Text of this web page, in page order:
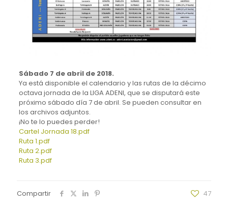
Sábado 7 de abril de 2018.
Ya está disponible el calendario y las rutas de la décimo
octava jornada de la LIGA ADENI, que se disputará este
próximo sábado día 7 de abril. Se pueden consultar en
los archivos adjuntos.
¡No te lo puedes perder!
Cartel Jornada 18.pdf
Ruta 1.pdf
Ruta 2.pdf
Ruta 3.pdf
Compartir 47